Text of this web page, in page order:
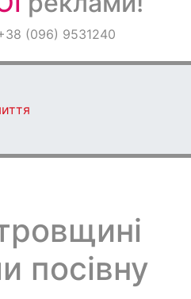
(096) 9531240
посівну